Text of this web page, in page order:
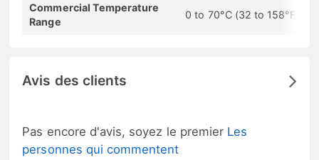
Commercial Temperature
Range
0 to 70°C (32 to 158°F)
Avis des clients
Pas encore d'avis, soyez le premier Les
personnes qui commentent